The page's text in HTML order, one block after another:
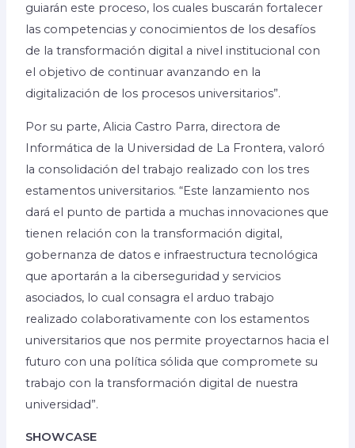
guiarán este proceso, los cuales buscarán fortalecer
las competencias y conocimientos de los desafíos
de la transformación digital a nivel institucional con
el objetivo de continuar avanzando en la
digitalización de los procesos universitarios”.
Por su parte, Alicia Castro Parra, directora de
Informática de la Universidad de La Frontera, valoró
la consolidación del trabajo realizado con los tres
estamentos universitarios. “Este lanzamiento nos
dará el punto de partida a muchas innovaciones que
tienen relación con la transformación digital,
gobernanza de datos e infraestructura tecnológica
que aportarán a la ciberseguridad y servicios
asociados, lo cual consagra el arduo trabajo
realizado colaborativamente con los estamentos
universitarios que nos permite proyectarnos hacia el
futuro con una política sólida que compromete su
trabajo con la transformación digital de nuestra
universidad”.
SHOWCASE